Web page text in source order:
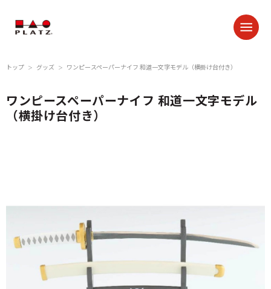
トップ ＞ グッズ ＞ ワンピースペーパーナイフ 和道一文字モデル（横掛け台付き）
ワンピースペーパーナイフ 和道一文字モデル
（横掛け台付き）